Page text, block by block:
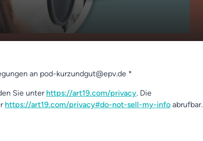
an pod-kurzundgut@epv.de *
Sie unter https://art19.com/privacy. Die
https://art19.com/privacy#do-not-sell-my-info abrufbar.